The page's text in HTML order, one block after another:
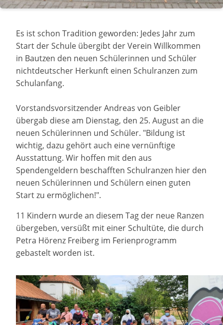
Es ist schon Tradition geworden: Jedes Jahr zum
Start der Schule übergibt der Verein Willkommen
in Bautzen den neuen Schülerinnen und Schüler
nichtdeutscher Herkunft einen Schulranzen zum
Schulanfang.
Vorstandsvorsitzender Andreas von Geibler
übergab diese am Dienstag, den 25. August an die
neuen Schülerinnen und Schüler. "Bildung ist
wichtig, dazu gehört auch eine vernünftige
Ausstattung. Wir hoffen mit den aus
Spendengeldern beschafften Schulranzen hier den
neuen Schülerinnen und Schülern einen guten
Start zu ermöglichen!".
11 Kindern wurde an diesem Tag der neue Ranzen
übergeben, versüßt mit einer Schultüte, die durch
Petra Hörenz Freiberg im Ferienprogramm
gebastelt worden ist.